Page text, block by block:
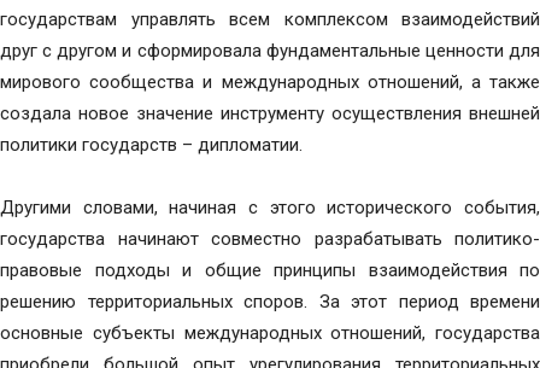
государствам управлять всем комплексом взаимодействий
друг с другом и сформировала фундаментальные ценности для
мирового сообщества и международных отношений, а также
создала новое значение инструменту осуществления внешней
политики государств – дипломатии.
Другими словами, начиная с этого исторического события,
государства начинают совместно разрабатывать политико-
правовые подходы и общие принципы взаимодействия по
решению территориальных споров. За этот период времени
основные субъекты международных отношений, государства